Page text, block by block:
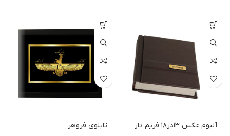
آلبوم عکس 13در18 فریم دار تابلوی فروهر